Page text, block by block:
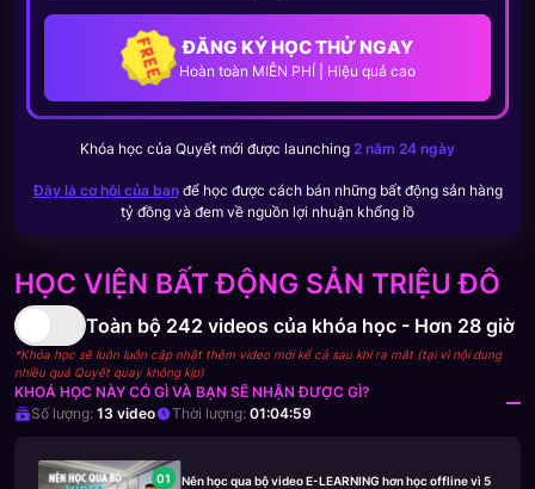
HỌC VIỆN BẤT ĐỘNG SẢN TRIỆU ĐÔ
Toàn bộ 242 videos của khóa học - Hơn 28 giờ
*Khóa học sẽ luôn luôn cập nhật thêm video mới kể cả sau khi ra mắt (tại vì nội dung
nhiều quá Quyết quay không kịp)
KHOÁ HỌC NÀY CÓ GÌ VÀ BẠN SẼ NHẬN ĐƯỢC GÌ?
Số lượng: 13 video Thời lượng: 01:04:59
01
Nên học qua bộ video E-LEARNING hơn học offline vì 5
ĐĂNG KÝ HỌC THỬ NGAY
Hoàn toàn MIỄN PHÍ | Hiệu quả cao
Khóa học của Quyết mới được launching 2 năm 24 ngày
Đây là cơ hội của bạnđể học được cách bán những bất động sản hàng
tỷ đồng và đem về nguồn lợi nhuận khổng lồ